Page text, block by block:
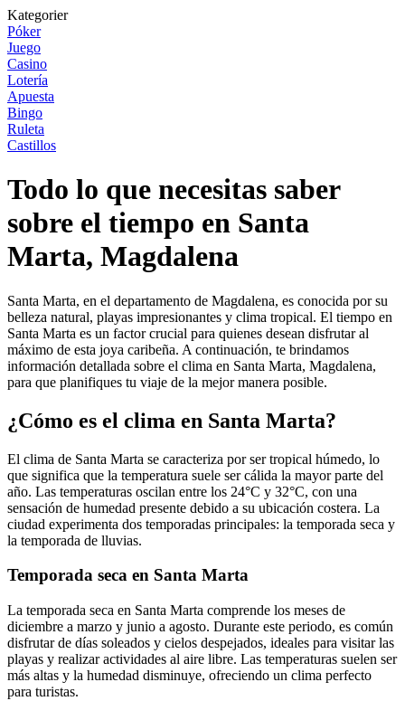
Kategorier
Póker
Juego
Casino
Lotería
Apuesta
Bingo
Ruleta
Castillos
Todo lo que necesitas saber
sobre el tiempo en Santa
Marta, Magdalena
Santa Marta, en el departamento de Magdalena, es conocida por su
belleza natural, playas impresionantes y clima tropical. El tiempo en
Santa Marta es un factor crucial para quienes desean disfrutar al
máximo de esta joya caribeña. A continuación, te brindamos
información detallada sobre el clima en Santa Marta, Magdalena,
para que planifiques tu viaje de la mejor manera posible.
¿Cómo es el clima en Santa Marta?
El clima de Santa Marta se caracteriza por ser tropical húmedo, lo
que significa que la temperatura suele ser cálida la mayor parte del
año. Las temperaturas oscilan entre los 24°C y 32°C, con una
sensación de humedad presente debido a su ubicación costera. La
ciudad experimenta dos temporadas principales: la temporada seca y
la temporada de lluvias.
Temporada seca en Santa Marta
La temporada seca en Santa Marta comprende los meses de
diciembre a marzo y junio a agosto. Durante este periodo, es común
disfrutar de días soleados y cielos despejados, ideales para visitar las
playas y realizar actividades al aire libre. Las temperaturas suelen ser
más altas y la humedad disminuye, ofreciendo un clima perfecto
para turistas.